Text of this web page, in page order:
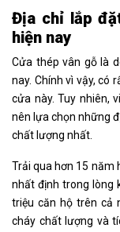
Địa chỉ lắp
hiện nay
Cửa thép vân gỗ là
nay. Chính vì vậy, có
cửa này. Tuy nhiên,
nên lựa chọn những
chất lượng nhất.
Trải qua hơn 15 năm
nhất định trong lòng
triệu căn hộ trên cả
cháy chất lượng và